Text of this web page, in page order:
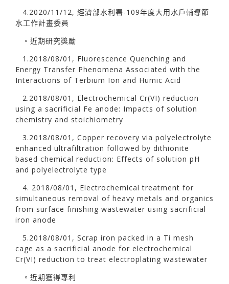
4.2020/11/12, 經濟部水利署-109年度大用水戶輔導節
水工作計畫委員
。近期研究獎勵
1.2018/08/01, Fluorescence Quenching and
Energy Transfer Phenomena Associated with the
Interactions of Terbium Ion and Humic Acid
2.2018/08/01, Electrochemical Cr(VI) reduction
using a sacrificial Fe anode: Impacts of solution
chemistry and stoichiometry
3.2018/08/01, Copper recovery via polyelectrolyte
enhanced ultrafiltration followed by dithionite
based chemical reduction: Effects of solution pH
and polyelectrolyte type
4. 2018/08/01, Electrochemical treatment for
simultaneous removal of heavy metals and organics
from surface finishing wastewater using sacrificial
iron anode
5.2018/08/01, Scrap iron packed in a Ti mesh
cage as a sacrificial anode for electrochemical
Cr(VI) reduction to treat electroplating wastewater
。近期獲得專利